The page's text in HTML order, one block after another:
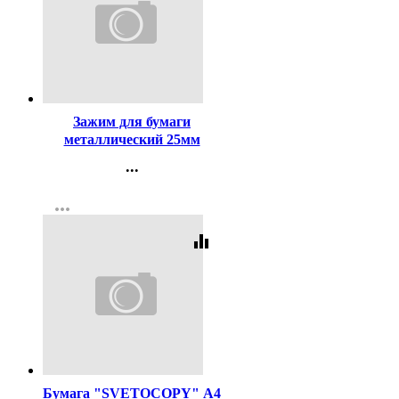
Зажим для бумаги
металлический 25мм
SBC25С/19306/4131315
...
Регистрация
more_horiz
equalizer
Бумага "SVETOCOPY" А4